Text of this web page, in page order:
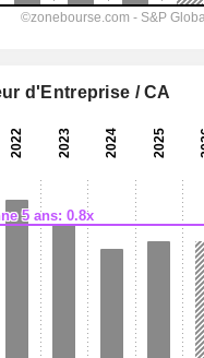
d'Entreprise / CA